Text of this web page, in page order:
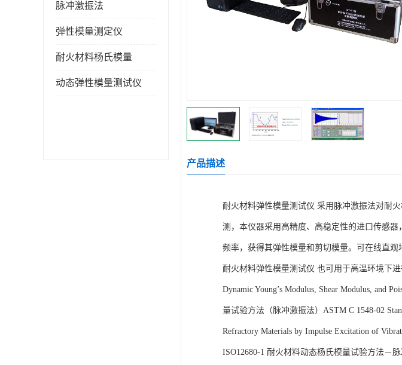
脉冲激振法
弹性模量测定仪
耐火材料杨氏模量
动态弹性模量测试仪
产品描述
耐火材料弹性模量测试仪 采用脉冲激振法对耐
测，本仪器采用高精度、高稳定性的进口传感
频率，获得其弹性模量和剪切模量。可在线直观
耐火材料弹性模量测试仪 也可用于高温环境下
Dynamic Young’s Modulus, Shear Modulus, and
量试验方法（脉冲激振法）ASTM C 1548-02
Refractory Materials by Impulse Excitation of
ISO12680-1 耐火材料动态杨氏模量试验方法－脉